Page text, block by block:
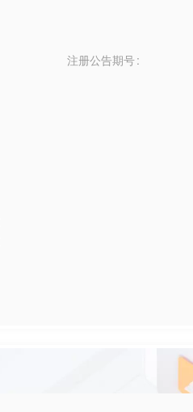
注册公告期号